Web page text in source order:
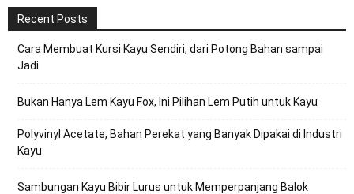
Recent Posts
Cara Membuat Kursi Kayu Sendiri, dari Potong Bahan sampai
Jadi
Bukan Hanya Lem Kayu Fox, Ini Pilihan Lem Putih untuk Kayu
Polyvinyl Acetate, Bahan Perekat yang Banyak Dipakai di Industri
Kayu
Sambungan Kayu Bibir Lurus untuk Memperpanjang Balok